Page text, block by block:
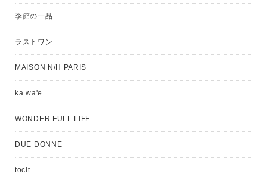
季節の一品
ラストワン
MAISON N/H PARIS
ka wa'e
WONDER FULL LIFE
DUE DONNE
tocit